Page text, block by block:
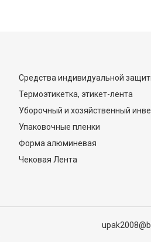
Средства индивидуальной
Термоэтикетка, этикет-лента
Уборочный и хозяйственный
Упаковочные пленки
Форма алюминевая
Чековая Лента